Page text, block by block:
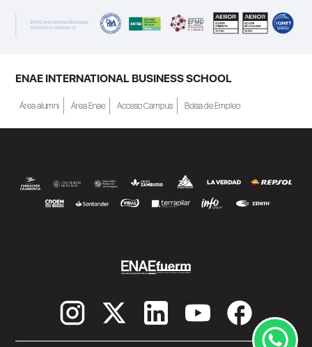
ENAE INTERNATIONAL BUSINESS SCHOOL
Área alumni Área Enae Acceso Campus Bolsa de Empleo